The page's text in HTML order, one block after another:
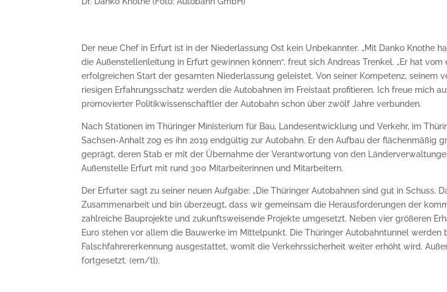
Der neue Chef in Erfurt ist in der Niederlassung Ost kein Unbekannter. „Mit Danko Knothe
die Außenstellenleitung in Erfurt gewinnen können“, freut sich Andreas Trenkel. „Er hat
erfolgreichen Start der gesamten Niederlassung geleistet. Von seiner Kompetenz,
riesigen Erfahrungsschatz werden die Autobahnen im Freistaat profitieren. Ich freue mich
promovierter Politikwissenschaftler der Autobahn schon über zwölf Jahre verbunden.
Nach Stationen im Thüringer Ministerium für Bau, Landesentwicklung und Verkehr, im
Sachsen-Anhalt zog es ihn 2019 endgültig zur Autobahn. Er den Aufbau der
geprägt, deren Stab er mit der Übernahme der Verantwortung von den
Außenstelle Erfurt mit rund 300 Mitarbeiterinnen und Mitarbeitern.
Der Erfurter sagt zu seiner neuen Aufgabe: „Die Thüringer Autobahnen sind gut in Schuss.
Zusammenarbeit und bin überzeugt, dass wir gemeinsam die Herausforderungen der
zahlreiche Bauprojekte und zukunftsweisende Projekte umgesetzt. Neben vier größeren
Euro stehen vor allem die Bauwerke im Mittelpunkt. Die Thüringer Autobahntunnel
Falschfahrererkennung ausgestattet, womit die Verkehrssicherheit weiter erhöht wird.
fortgesetzt. (em/tl).